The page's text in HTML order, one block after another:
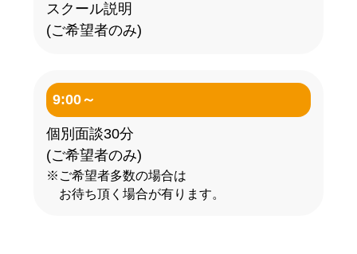
スクール説明
(ご希望者のみ)
9:00～
個別面談30分
(ご希望者のみ)
※ご希望者多数の場合は
お待ち頂く場合が有ります。